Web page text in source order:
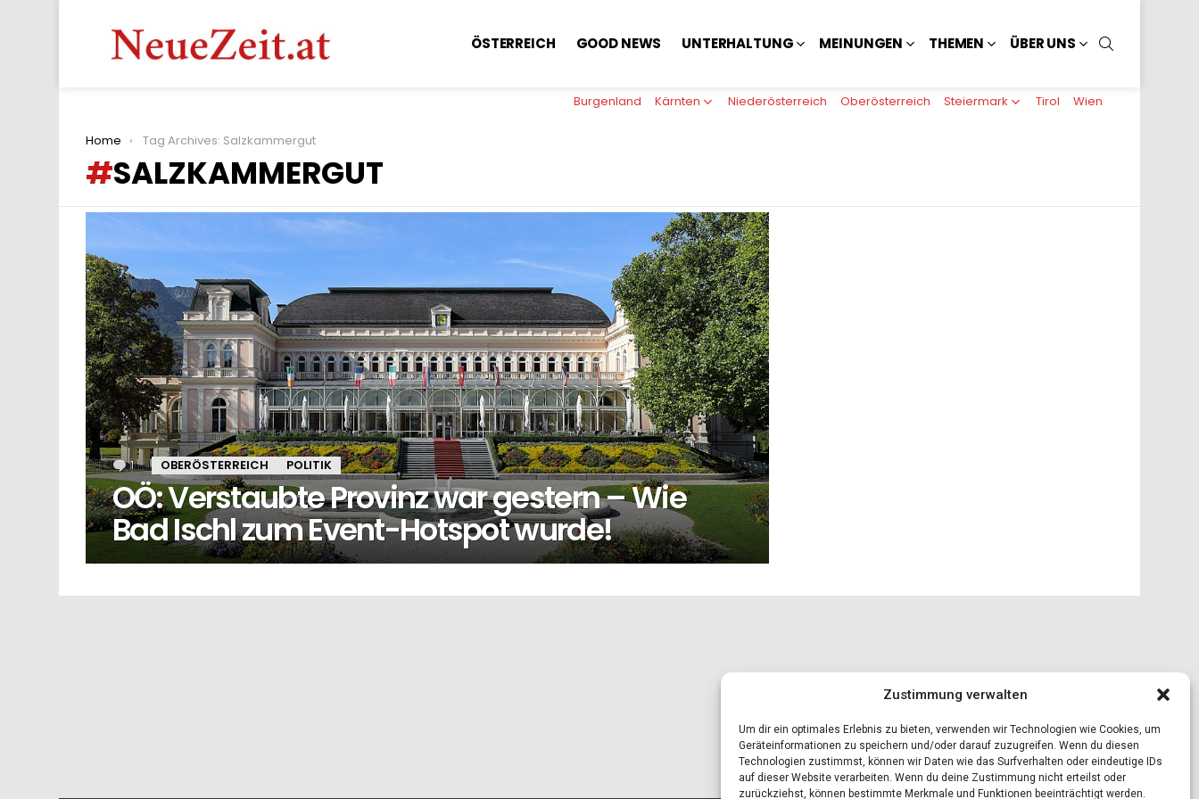
Zustimmung verwalten
Um dir ein optimales Erlebnis zu bieten, verwenden wir Technologien wie Cookies, um
Geräteinformationen zu speichern und/oder darauf zuzugreifen. Wenn du diesen
Technologien zustimmst, können wir Daten wie das Surfverhalten oder eindeutige IDs
auf dieser Website verarbeiten. Wenn du deine Zustimmung nicht erteilst oder
zurückziehst, können bestimmte Merkmale und Funktionen beeinträchtigt werden.
ÖSTERREICH GOOD NEWS UNTERHALTUNG MEINUNGEN THEMEN ÜBER UNS
Burgenland Kärnten Niederösterreich Oberösterreich Steiermark Tirol Wien
You are here:
Home Tag Archives: Salzkammergut
SALZKAMMERGUT
STORIES
1 Kommentar
OBERÖSTERREICH POLITIK
OÖ: Verstaubte Provinz war gestern – Wie
Bad Ischl zum Event-Hotspot wurde!